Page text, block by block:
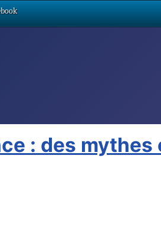
: des mythes